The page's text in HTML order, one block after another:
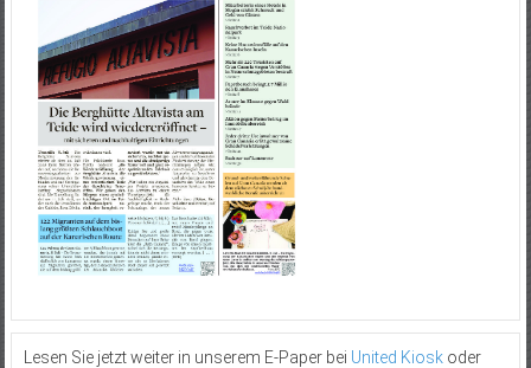
Lesen Sie jetzt weiter in unserem E-Paper bei United Kioskoder